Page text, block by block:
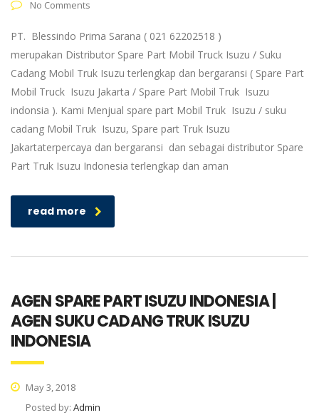
No Comments
PT. Blessindo Prima Sarana ( 021 62202518 )
merupakan Distributor Spare Part Mobil Truck Isuzu / Suku
Cadang Mobil Truk Isuzu terlengkap dan bergaransi ( Spare Part
Mobil Truck Isuzu Jakarta / Spare Part Mobil Truk Isuzu
indonsia ). Kami Menjual spare part Mobil Truk Isuzu / suku
cadang Mobil Truk Isuzu, Spare part Truk Isuzu
Jakartaterpercaya dan bergaransi dan sebagai distributor Spare
Part Truk Isuzu Indonesia terlengkap dan aman
read more
AGEN SPARE PART ISUZU INDONESIA |
AGEN SUKU CADANG TRUK ISUZU
INDONESIA
May 3, 2018
Posted by: Admin